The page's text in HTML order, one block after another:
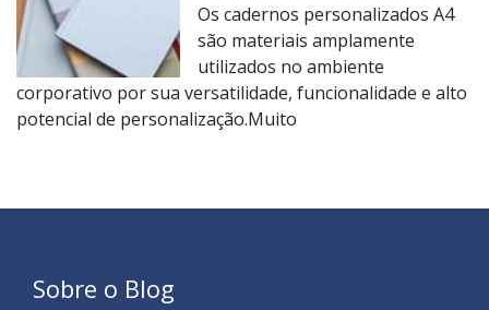
Os cadernos personalizados A4
são materiais amplamente
utilizados no ambiente
corporativo por sua versatilidade, funcionalidade e alto
potencial de personalização.Muito
Sobre o Blog